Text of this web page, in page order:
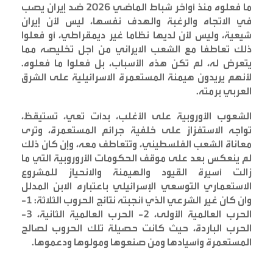
ما فعلوه منذ أواخر شباط الماضي 2026 ضد إيران يصب
في الاتجاه والرغبة والهدف نفسها، ليس لأن إيران
شيعية، وليس لأن لديها نظاما غير ديمقراطي، أو فعلوا
ذلك تعاطفا مع الشعب الايراني من اجل تخليصه مما
يتعرض له، لم تكن هذه الأسباب، بل فعلوا ما فعلوه.
لأنهم يريدون هيمنة المستعمرة الاسرائيلية على الشرق
العربي برمته.
الشعوب الأوروبية على الأغلب، بدأت تعي، تستيقظ،
تواجه الاستفزاز على خلفية جرائم المستعمرة، وترى
معاناة الشعب الفلسطيني، وتتعاطف معه، وإن كان ذلك
لم ينعكس بعد على موقف الحكومات الأروروبية التي ما
زالت أسيرة القيود والهيمنة والانحياز للمشروع
الاستعماري التوسعي الإسرائيلي باعتباره الابن المدلل
وان كان غير الشرعي الذي أنجبته نتائج الحروب الثلاثة: 1-
الحرب العالمية الأولى، 2- الحرب العالمية الثانية، 3-
الحرب الباردة، حيث كانت حصيلة تلك الحروب لصالح
المستعمرة وأسيادها ومن صنعوها ومولوها ودعموها.